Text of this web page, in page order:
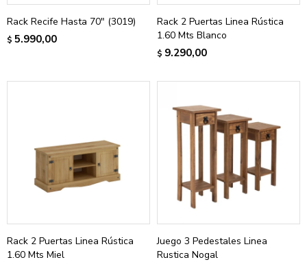
Rack Recife Hasta 70" (3019)
$ 5.990,00
Rack 2 Puertas Linea Rústica
1.60 Mts Blanco
$ 9.290,00
Rack 2 Puertas Linea Rústica
1.60 Mts Miel
Juego 3 Pedestales Linea
Rustica Nogal